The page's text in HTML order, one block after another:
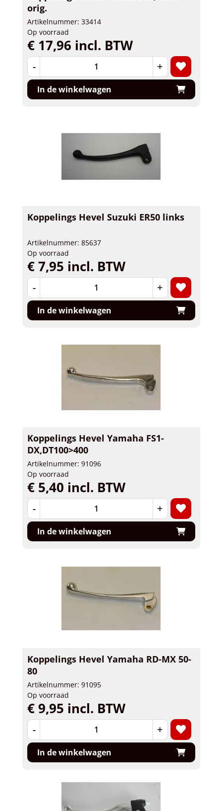
orig.
Artikelnummer: 33414
Op voorraad
€ 17,96 incl. BTW
- +
In de winkelwagen
Koppelings Hevel Suzuki ER50 links
Artikelnummer: 85637
Op voorraad
€ 7,95 incl. BTW
- +
In de winkelwagen
Koppelings Hevel Yamaha FS1-
DX,DT100>400
Artikelnummer: 91096
Op voorraad
€ 5,40 incl. BTW
- +
In de winkelwagen
Koppelings Hevel Yamaha RD-MX 50-
80
Artikelnummer: 91095
Op voorraad
€ 9,95 incl. BTW
- +
In de winkelwagen